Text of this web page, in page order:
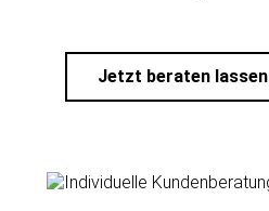
Jetzt beraten lassen